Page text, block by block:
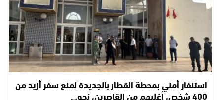
استنفار أمني بمحطة القطار بالجديدة لمنع سفر أزيد من
400 شخص، أغلبهم من القاصرين، نحو…